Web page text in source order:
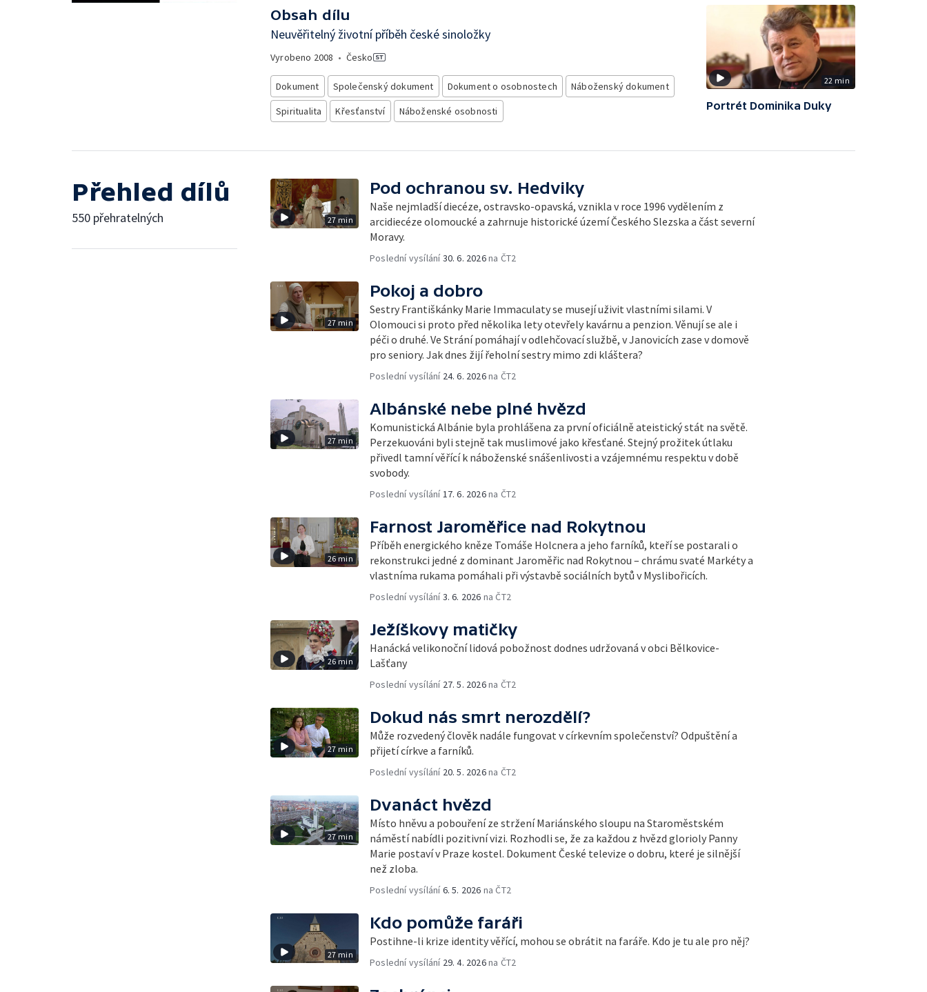
Obsah dílu
Neuvěřitelný životní příběh české sinoložky
Vyrobeno 2008 • Česko
Dokument Společenský dokument Dokument o osobnostech
Náboženský dokument
Spiritualita
Křesťanství Náboženské osobnosti
22 min
Portrét Dominika Duky
Přehled dílů
550 přehratelných 27 min
Pod ochranou sv. Hedviky
Naše nejmladší diecéze, ostravsko-opavská, vznikla v roce 1996 vydělením z
arcidiecéze olomoucké a zahrnuje historické území Českého Slezska a část severní
Moravy.
Poslední vysílání30. 6. 2026na ČT2
27 min
Pokoj a dobro
Sestry Františkánky Marie Immaculaty se musejí uživit vlastními silami. V
Olomouci si proto před několika lety otevřely kavárnu a penzion. Věnují se ale i
péči o druhé. Ve Strání pomáhají v odlehčovací službě, v Janovicích zase v domově
pro seniory. Jak dnes žijí řeholní sestry mimo zdi kláštera?
Poslední vysílání 24. 6. 2026na ČT2
27 min
Albánské nebe plné hvězd
Komunistická Albánie byla prohlášena za první oficiálně ateistický stát na světě.
Perzekuováni byli stejně tak muslimové jako křesťané. Stejný prožitek útlaku
přivedl tamní věřící k náboženské snášenlivosti a vzájemnému respektu v době
svobody.
Poslední vysílání 17. 6. 2026na ČT2
26 min
Farnost Jaroměřice nad Rokytnou
Příběh energického kněze Tomáše Holcnera a jeho farníků, kteří se postarali o
rekonstrukci jedné z dominant Jaroměřic nad Rokytnou – chrámu svaté Markéty a
vlastníma rukama pomáhali při výstavbě sociálních bytů v Myslibořicích.
Poslední vysílání3. 6. 2026 na ČT2
26 min
Ježíškovy matičky
Hanácká velikonoční lidová pobožnost dodnes udržovaná v obci Bělkovice-
Lašťany
Poslední vysílání 27. 5. 2026na ČT2
27 min
Dokud nás smrt nerozdělí?
Může rozvedený člověk nadále fungovat v církevním společenství? Odpuštění a
přijetí církve a farníků.
Poslední vysílání 20. 5. 2026na ČT2
27 min
Dvanáct hvězd
Místo hněvu a pobouření ze stržení Mariánského sloupu na Staroměstském
náměstí nabídli pozitivní vizi. Rozhodli se, že za každou z hvězd glorioly Panny
Marie postaví v Praze kostel. Dokument České televize o dobru, které je silnější
než zloba.
Poslední vysílání6. 5. 2026 na ČT2
27 min
Kdo pomůže faráři
Postihne-li krize identity věřící, mohou se obrátit na faráře. Kdo je tu ale pro něj?
Poslední vysílání 29. 4. 2026na ČT2